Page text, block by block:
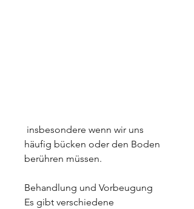
häufig bücken oder den Boden
berühren müssen.
Behandlung und Vorbeugung
Es gibt verschiedene